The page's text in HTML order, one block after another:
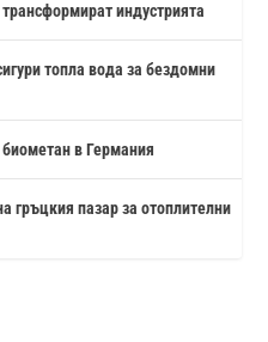
индустрията
топла вода за бездомни
в Германия
гръцкия пазар за отоплителни